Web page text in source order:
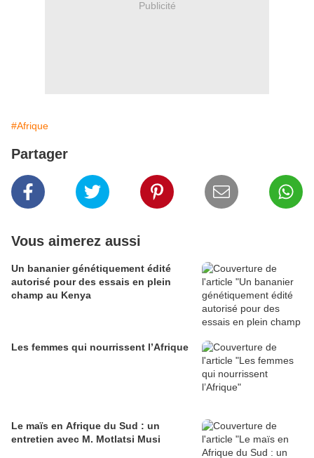
Publicité
#Afrique
Partager
Vous aimerez aussi
Un bananier génétiquement édité
autorisé pour des essais en plein
champ au Kenya
Les femmes qui nourrissent l’Afrique
Le maïs en Afrique du Sud : un
entretien avec M. Motlatsi Musi